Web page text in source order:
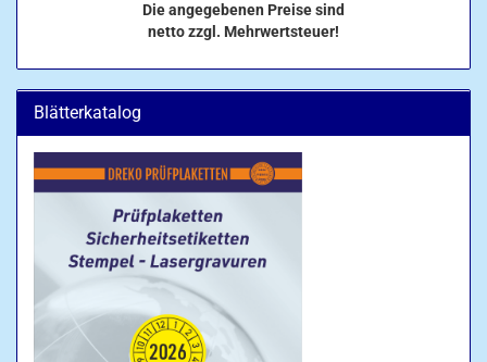
Die angegebenen Preise sind
netto zzgl. Mehrwertsteuer!
Blätterkatalog